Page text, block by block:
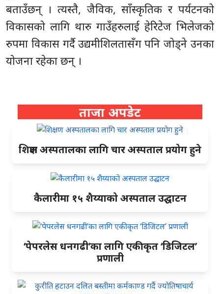
बताउँछन् । त्यस्तै, जैविक, साँस्कृतिक र पर्यटनको
विकासको लागि थारु गाउँहरुलाई हेरिटेज भिलेजको
रुपमा विकास गर्दै उद्यमीशिलतासँग पनि जोड्ने उनका
योजना रहेका छन् ।
ताजा अपडेट
शिक्षण अस्पतालका लागि चार अस्पताल प्रयोग हुने
कैलारीमा १५ शैय्याको अस्पताल उद्घाटन
‘पेपरलेस धनगढी’का लागि एकीकृत ‘डिजिटल’
प्रणाली